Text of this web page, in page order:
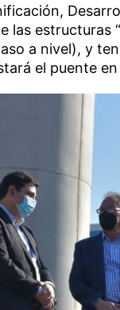
las estructuras
a nivel), y
el puente